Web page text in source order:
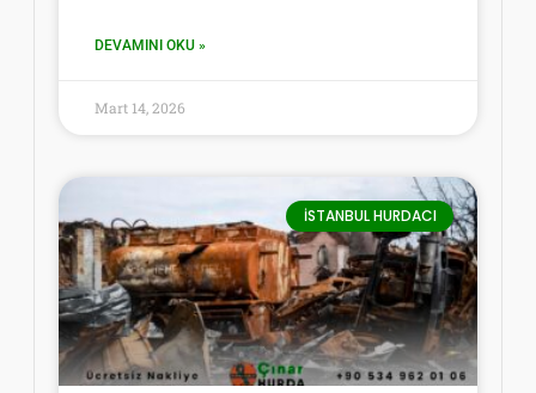
DEVAMINI OKU »
Mart 14, 2026
İSTANBUL HURDACI